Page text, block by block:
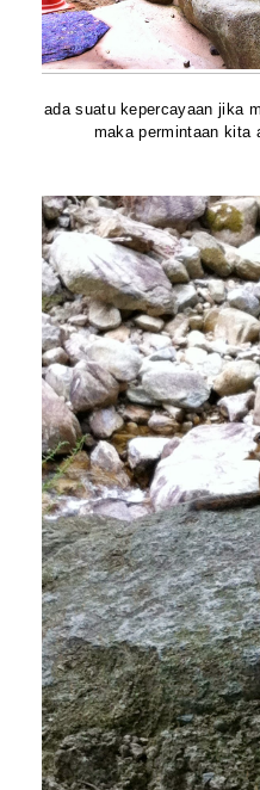
ada suatu kepercayaan jika
maka permintaan kita